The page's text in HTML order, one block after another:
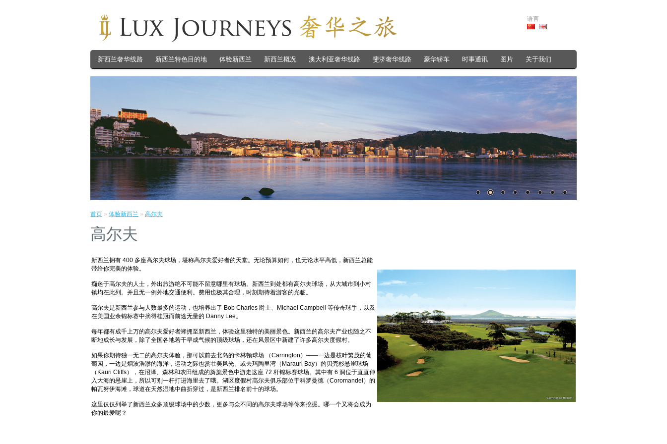
语言
新西兰奢华线路 新西兰特色目的地 体验新西兰 新西兰概况 澳大利亚奢华线路 斐济奢华线路 豪华轿车 时事通讯 图片 关于我们
首页 » 体验新西兰 » 高尔夫
高尔夫
新西兰拥有 400 多座高尔夫球场，堪称高尔夫爱好者的天堂。无论预算如何，也无论水平高低，新西兰总能
带给你完美的体验。
痴迷于高尔夫的人士，外出旅游绝不可能不留意哪里有球场。新西兰到处都有高尔夫球场，从大城市到小村
镇均在此列。并且无一例外地交通便利。费用也极其合理，时刻期待着游客的光临。
高尔夫是新西兰参与人数最多的运动，也培养出了 Bob Charles 爵士、Michael Campbell 等传奇球手，以及
在美国业余锦标赛中摘得桂冠而前途无量的 Danny Lee。
每年都有成千上万的高尔夫爱好者蜂拥至新西兰，体验这里独特的美丽景色。新西兰的高尔夫产业也随之不
断地成长与发展，除了全国各地若干早成气候的顶级球场，还在风景区中新建了许多高尔夫度假村。
如果你期待独一无二的高尔夫体验，那可以前去北岛的卡林顿球场 （Carrington）——一边是枝叶繁茂的葡
萄园，一边是烟波浩渺的海洋，运动之际也赏壮美风光。或去玛陶里湾（Marauri Bay）的贝壳杉悬崖球场
（Kauri Cliffs），在沼泽、森林和农田组成的旖旎景色中游走这座 72 杆锦标赛球场。其中有 6 洞位于直直伸
入大海的悬崖上，所以可别一杆打进海里去了哦。湖区度假村高尔夫俱乐部位于科罗曼德（Coromandel）的
帕瓦努伊海滩，球道在天然湿地中曲折穿过，是新西兰排名前十的球场。
这里仅仅列举了新西兰众多顶级球场中的少数，更多与众不同的高尔夫球场等你来挖掘。哪一个又将会成为
你的最爱呢？